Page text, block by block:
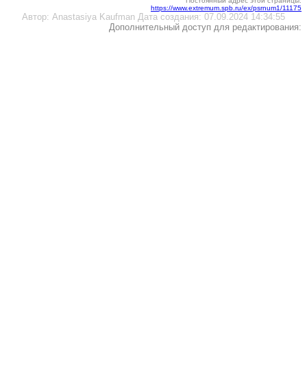
https://www.extremum.spb.ru/ex/psrnum1/11175
Автор: Anastasiya Kaufman Дата создания: 07.09.2024 14:34:55
Дополнительный доступ для редактирования: